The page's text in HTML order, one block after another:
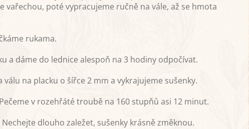
poté vypracujeme ručně na vále, až se hmota
rukama.
a dáme do lednice alespoň na 3 hodiny odpočívat.
na placku o šířce 2 mm a vykrajujeme sušenky.
v rozehřáté troubě na 160 stupňů asi 12 minut.
dlouho zaležet, sušenky krásně změknou.